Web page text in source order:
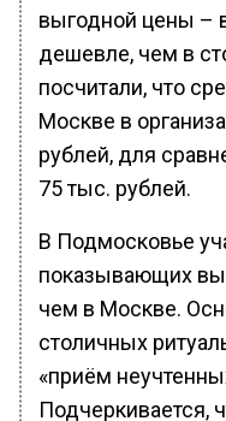
выгодной цены –
дешевле, чем в
посчитали, что
Москве в
рублей, для
75 тыс. рублей.
В Подмосковье
показывающих
чем в Москве.
столичных
«приём
Подчеркивается,